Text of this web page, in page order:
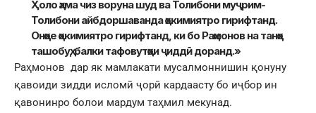
Ҳоло ҳама чиз воруна шуд ва Толибони муҷрим-
Толибони айбдоршаванда ҳокимиятро гирифтанд.
Онҳое ҳокимиятро гирифтанд, ки бо Раҳмонов на танҳо
ташобуҳ, балки тафовутҳои ҷиддӣ доранд.»
Раҳмонов дар як мамлакати мусалмоннишин қонуну
қавоиди зидди исломӣ ҷорӣ кардаасту бо иҷбор ин
қавонинро болои мардум таҳмил мекунад.